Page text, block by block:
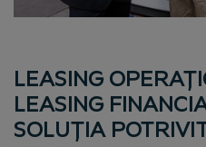
LEASING
LEASING
SOLUȚIA